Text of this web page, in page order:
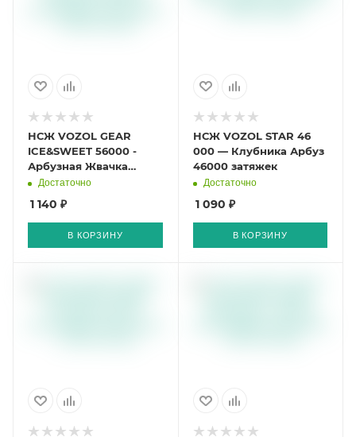
НСЖ VOZOL GEAR
ICE&SWEET 56000 -
Арбузная Жвачка
56000 затяжек
Достаточно
1 140 ₽
В КОРЗИНУ
НСЖ VOZOL STAR 46
000 — Клубника Арбуз
46000 затяжек
Достаточно
1 090 ₽
В КОРЗИНУ